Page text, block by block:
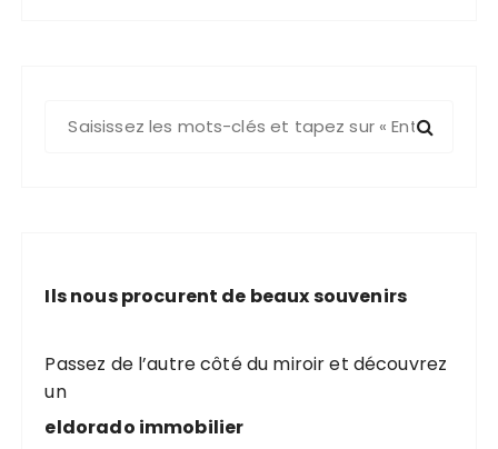
h
p
o
u
Ils nous procurent de beaux souvenirs
Passez de l’autre côté du miroir et découvrez
un
eldorado immobilier